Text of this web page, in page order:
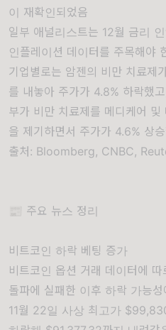
이 재확인되었음
일부 애널리스트는 12월 금리
인플레이션 데이터를 주목해야
기업별로는 암젠의 비만 치료제
를 내놓아 주가가 4.8% 하락했
부가 비만 치료제를 메디케어 및
을 제기하면서 주가가 4.6% 상
출처: Bloomberg, CNBC,
📰 주요 뉴스 정리
비트코인 하락 베팅 증가
비트코인 옵션 거래 데이터에
돌파에 실패한 이후 하락 가능
11월 22일 사상 최고가